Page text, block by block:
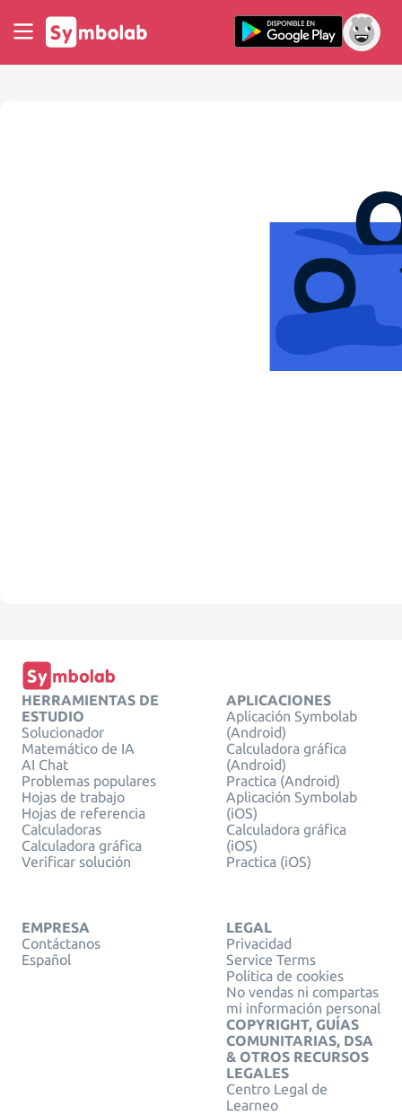
HERRAMIENTAS DE
ESTUDIO
Solucionador
Matemático de IA
AI Chat
Problemas populares
Hojas de trabajo
Hojas de referencia
Calculadoras
Calculadora gráfica
Verificar solución
APLICACIONES
Aplicación Symbolab
(Android)
Calculadora gráfica
(Android)
Practica (Android)
Aplicación Symbolab
(iOS)
Calculadora gráfica
(iOS)
Practica (iOS)
EMPRESA
Contáctanos
Español
LEGAL
Privacidad
Service Terms
Política de cookies
No vendas ni compartas
mi información personal
COPYRIGHT, GUÍAS
COMUNITARIAS, DSA
& OTROS RECURSOS
LEGALES
Centro Legal de
Learneo